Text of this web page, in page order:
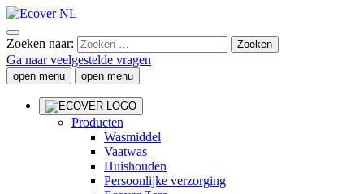
Zoeken naar:
Ga naar veelgestelde vragen
open menu open menu
Producten
Wasmiddel
Vaatwas
Huishouden
Persoonlijke verzorging